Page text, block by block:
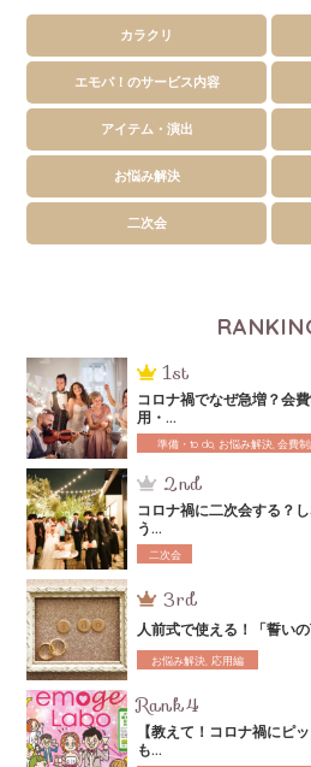
カラクリ
エモパ！のサービス内容
アイテム・演出
お悩み解決
二次会
コロナ禍でなぜ急増？会
用・...
準備・to do, お悩み解決, 会費
コロナ禍に二次会する？
う...
二次会
人前式で使える！「誓い
お悩み解決, 応用編
【教えて！コロナ禍にピ
も...